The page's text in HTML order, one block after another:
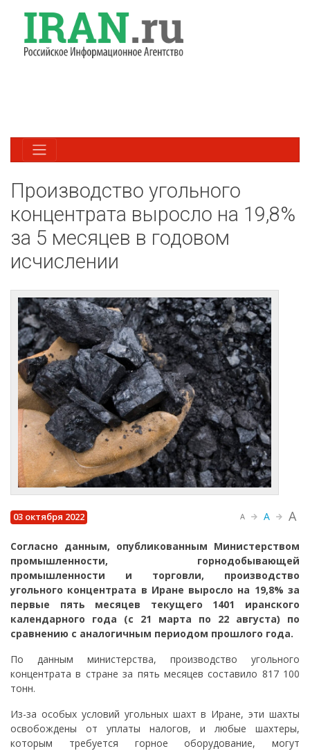
Производство угольного
концентрата выросло на 19,8%
за 5 месяцев в годовом
исчислении
03 октября 2022 A A A
Согласно данным, опубликованным Министерством
промышленности, горнодобывающей
промышленности и торговли, производство
угольного концентрата в Иране выросло на 19,8% за
первые пять месяцев текущего 1401 иранского
календарного года (с 21 марта по 22 августа) по
сравнению с аналогичным периодом прошлого года.
По данным министерства, производство угольного
концентрата в стране за пять месяцев составило 817 100
тонн.
Из-за особых условий угольных шахт в Иране, эти шахты
освобождены от уплаты налогов, и любые шахтеры,
которым требуется горное оборудование, могут